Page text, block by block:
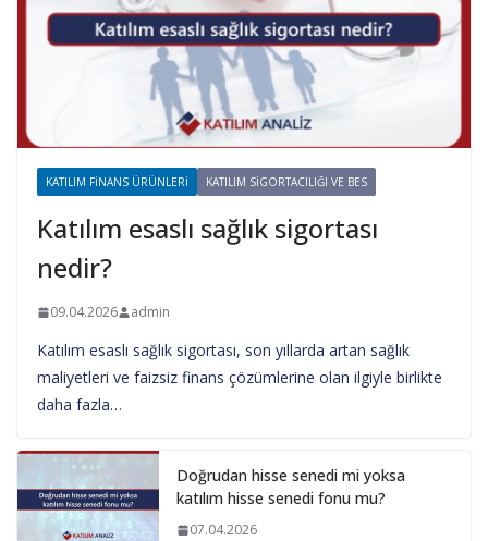
KATILIM FINANS ÜRÜNLERI KATILIM SIGORTACILIĞI VE BES
Katılım esaslı sağlık sigortası
nedir?
09.04.2026 admin
Katılım esaslı sağlık sigortası, son yıllarda artan sağlık
maliyetleri ve faizsiz finans çözümlerine olan ilgiyle birlikte
daha fazla…
Doğrudan hisse senedi mi yoksa
katılım hisse senedi fonu mu?
07.04.2026